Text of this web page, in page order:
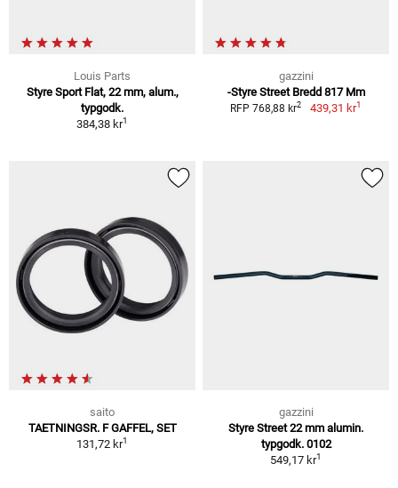
Louis Parts
Styre Sport Flat, 22 mm, alum.,
typgodk.
384,38 kr1
gazzini
-Styre Street Bredd 817 Mm
RFP 768,88 kr2 439,31 kr1
saito
TAETNINGSR. F GAFFEL, SET
131,72 kr1
gazzini
Styre Street 22 mm alumin.
typgodk. 0102
549,17 kr1